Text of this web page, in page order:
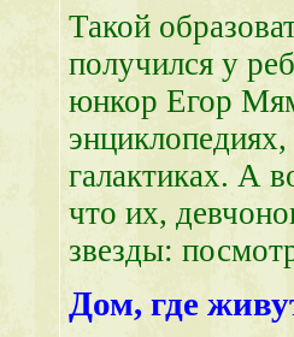
Такой
получился у
юнкор Егор
галактиках. А
что их,
звезды:
Дом, где